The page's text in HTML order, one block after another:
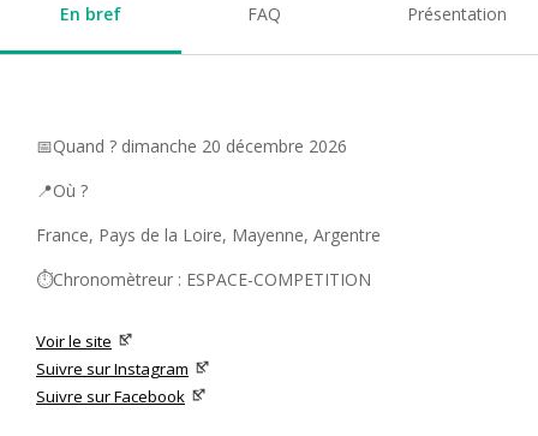
En bref FAQ Présentation
📅Quand ? dimanche 20 décembre 2026
📍Où ?
France, Pays de la Loire, Mayenne, Argentre
⏱️Chronomètreur : ESPACE-COMPETITION
Voir le site
Suivre sur Instagram
Suivre sur Facebook